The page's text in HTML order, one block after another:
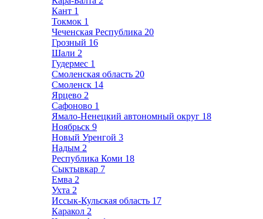
Кант 1
Токмок 1
Чеченская Республика 20
Грозный 16
Шали 2
Гудермес 1
Смоленская область 20
Смоленск 14
Ярцево 2
Сафоново 1
Ямало-Ненецкий автономный округ 18
Ноябрьск 9
Новый Уренгой 3
Надым 2
Республика Коми 18
Сыктывкар 7
Емва 2
Ухта 2
Иссык-Кульская область 17
Каракол 2